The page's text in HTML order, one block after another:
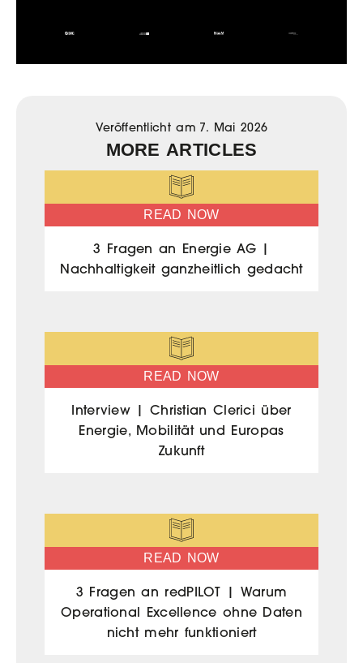
Veröffentlicht am 7. Mai 2026
MORE ARTICLES
READ NOW
3 Fragen an Energie AG |
Nachhaltigkeit ganzheitlich gedacht
READ NOW
Interview | Christian Clerici über
Energie, Mobilität und Europas
Zukunft
READ NOW
3 Fragen an redPILOT | Warum
Operational Excellence ohne Daten
nicht mehr funktioniert